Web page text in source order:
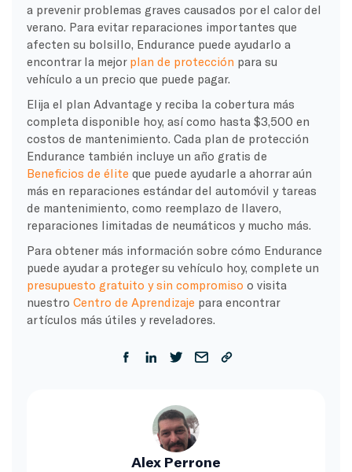
a prevenir problemas graves causados por el calor del
verano. Para evitar reparaciones importantes que
afecten su bolsillo, Endurance puede ayudarlo a
encontrar la mejor plan de protección para su
vehículo a un precio que puede pagar.
Elija el plan Advantage y reciba la cobertura más
completa disponible hoy, así como hasta $3,500 en
costos de mantenimiento. Cada plan de protección
Endurance también incluye un año gratis de
Beneficios de élite que puede ayudarle a ahorrar aún
más en reparaciones estándar del automóvil y tareas
de mantenimiento, como reemplazo de llavero,
reparaciones limitadas de neumáticos y mucho más.
Para obtener más información sobre cómo Endurance
puede ayudar a proteger su vehículo hoy, complete un
presupuesto gratuito y sin compromiso o visita
nuestro Centro de Aprendizaje para encontrar
artículos más útiles y reveladores.
Alex Perrone